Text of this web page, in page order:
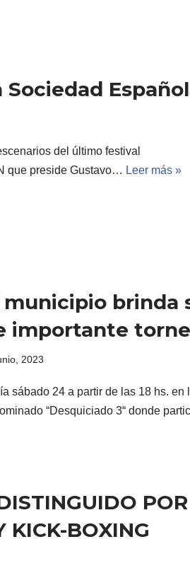
Sociedad
del último festival
que preside Gustavo… Leer más »
municipio brinda
importante
2023
sábado 24 a partir de las 18 hs.
“Desquiciado 3“ donde
KICK-BOXING